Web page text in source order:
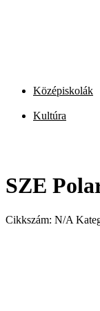
Középiskolák
Kultúra
SZE
Cikkszám: N/A